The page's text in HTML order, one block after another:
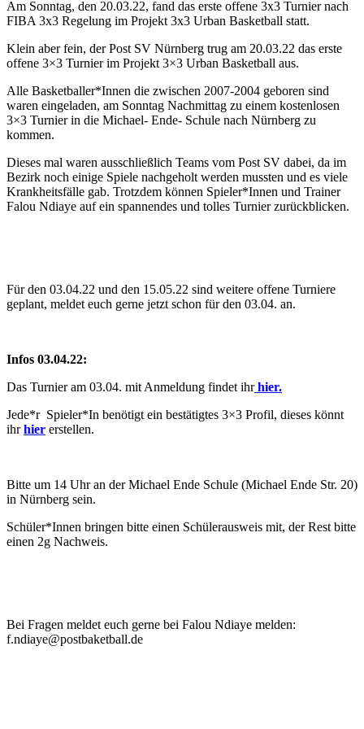
Am Sonntag, den 20.03.22, fand das erste offene 3x3 Turnier nach
FIBA 3x3 Regelung im Projekt 3x3 Urban Basketball statt.
Klein aber fein, der Post SV Nürnberg trug am 20.03.22 das erste
offene 3×3 Turnier im Projekt 3×3 Urban Basketball aus.
Alle Basketballer*Innen die zwischen 2007-2004 geboren sind
waren eingeladen, am Sonntag Nachmittag zu einem kostenlosen
3×3 Turnier in die Michael- Ende- Schule nach Nürnberg zu
kommen.
Dieses mal waren ausschließlich Teams vom Post SV dabei, da im
Bezirk noch einige Spiele nachgeholt werden mussten und es viele
Krankheitsfälle gab. Trotzdem können Spieler*Innen und Trainer
Falou Ndiaye auf ein spannendes und tolles Turnier zurückblicken.
Für den 03.04.22 und den 15.05.22 sind weitere offene Turniere
geplant, meldet euch gerne jetzt schon für den 03.04. an.
Infos 03.04.22:
Das Turnier am 03.04. mit Anmeldung findet ihrhier.
Jede*r Spieler*In benötigt ein bestätigtes 3×3 Profil, dieses könnt
ihr hier erstellen.
Bitte um 14 Uhr an der Michael Ende Schule (Michael Ende Str. 20)
in Nürnberg sein.
Schüler*Innen bringen bitte einen Schülerausweis mit, der Rest bitte
einen 2g Nachweis.
Bei Fragen meldet euch gerne bei Falou Ndiaye melden:
f.ndiaye@postbaketball.de